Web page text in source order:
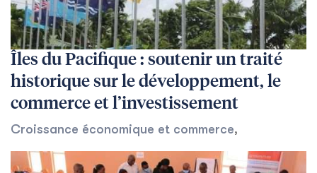
Îles du Pacifique : soutenir un traité
historique sur le développement, le
commerce et l’investissement
Croissance économique et commerce,